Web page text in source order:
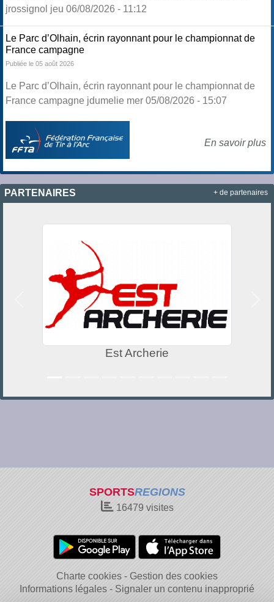
jrossignol jeu 06/08/2026 - 11:12
Le Parc d’Olhain, écrin rayonnant pour le championnat de
France campagne
Publiée le 05 août 2026
Le Parc d’Olhain, écrin rayonnant pour le championnat de
France campagne jdumelie mer 05/08/2026 - 15:07
En savoir plus
PARTENAIRES
Est Archerie
+ de partenaires
SPORTSREGIONS
16479 visites
Charte cookies
Gestion des cookies
Informations légales
Signaler un contenu inapproprié